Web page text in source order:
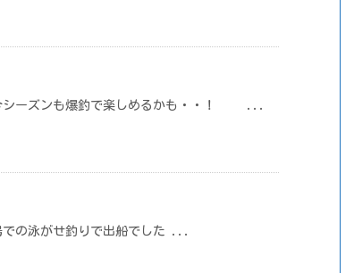
シーズンも爆釣で楽しめるかも・・！ ...
での泳がせ釣りで出船でした ...